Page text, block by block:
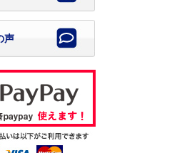
声